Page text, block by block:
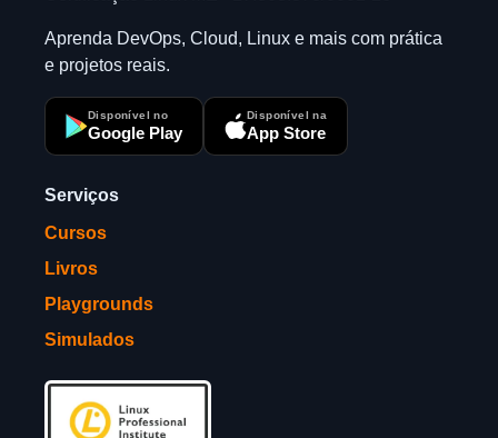
Aprenda DevOps, Cloud, Linux e mais com prática
e projetos reais.
Disponível no
Google Play
Disponível na
App Store
Serviços
Cursos
Livros
Playgrounds
Simulados